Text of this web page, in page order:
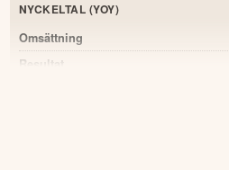
NYCKELTAL (YOY)
Omsättning
Resultat